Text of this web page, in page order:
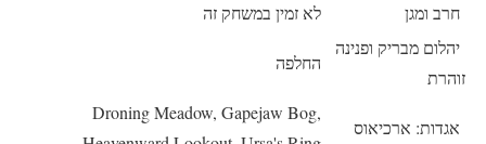
חרב ומגן
לא זמין במשחק זה
יהלום מבריק ופנינה
זוהרת
החלפה
אגדות: ארכיאוס
Droning Meadow, Gapejaw Bog,